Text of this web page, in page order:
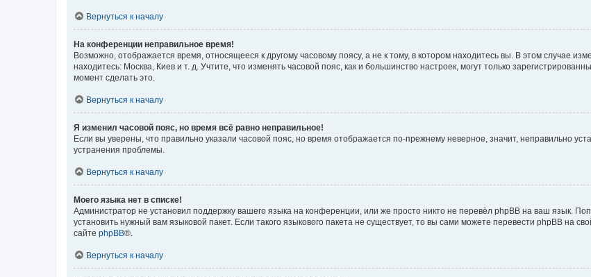
Вернуться к началу
На конференции неправильное время!
Возможно, отображается время, относящееся к другому часовому поясу, а не к тому, в котором находитесь вы. В этом случае
находитесь: Москва, Киев и т. д. Учтите, что изменять часовой пояс, как и большинство настроек, могут только
момент сделать это.
Вернуться к началу
Я изменил часовой пояс, но время всё равно неправильное!
Если вы уверены, что правильно указали часовой пояс, но время отображается по-прежнему неверное, значит, неправильно
устранения проблемы.
Вернуться к началу
Моего языка нет в списке!
Администратор не установил поддержку вашего языка на конференции, или же просто никто не перевёл phpBB на ваш язык.
установить нужный вам языковой пакет. Если такого языкового пакета не существует, то вы сами можете перевести phpBB на
сайте phpBB®.
Вернуться к началу